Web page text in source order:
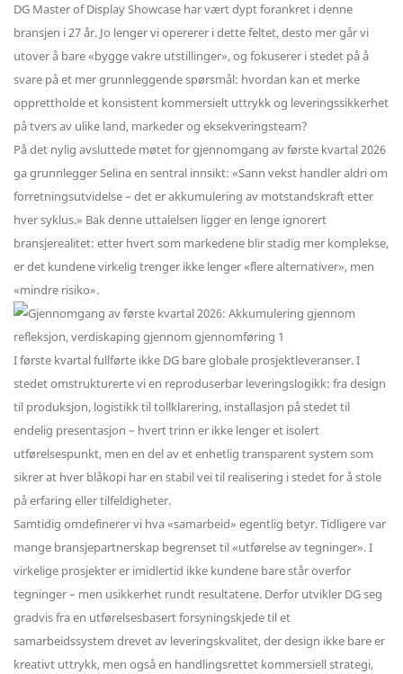
DG Master of Display Showcase har vært dypt forankret i denne
bransjen i 27 år. Jo lenger vi opererer i dette feltet, desto mer går vi
utover å bare «bygge vakre utstillinger», og fokuserer i stedet på å
svare på et mer grunnleggende spørsmål: hvordan kan et merke
opprettholde et konsistent kommersielt uttrykk og leveringssikkerhet
på tvers av ulike land, markeder og eksekveringsteam?
På det nylig avsluttede møtet for gjennomgang av første kvartal 2026
ga grunnlegger Selina en sentral innsikt: «Sann vekst handler aldri om
forretningsutvidelse – det er akkumulering av motstandskraft etter
hver syklus.» Bak denne uttalelsen ligger en lenge ignorert
bransjerealitet: etter hvert som markedene blir stadig mer komplekse,
er det kundene virkelig trenger ikke lenger «flere alternativer», men
«mindre risiko».
I første kvartal fullførte ikke DG bare globale prosjektleveranser. I
stedet omstrukturerte vi en reproduserbar leveringslogikk: fra design
til produksjon, logistikk til tollklarering, installasjon på stedet til
endelig presentasjon – hvert trinn er ikke lenger et isolert
utførelsespunkt, men en del av et enhetlig transparent system som
sikrer at hver blåkopi har en stabil vei til realisering i stedet for å stole
på erfaring eller tilfeldigheter.
Samtidig omdefinerer vi hva «samarbeid» egentlig betyr. Tidligere var
mange bransjepartnerskap begrenset til «utførelse av tegninger». I
virkelige prosjekter er imidlertid ikke kundene bare står overfor
tegninger – men usikkerhet rundt resultatene. Derfor utvikler DG seg
gradvis fra en utførelsesbasert forsyningskjede til et
samarbeidssystem drevet av leveringskvalitet, der design ikke bare er
kreativt uttrykk, men også en handlingsrettet kommersiell strategi,